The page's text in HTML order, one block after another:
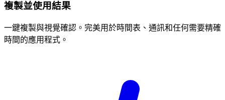
複製並使用結果
一鍵複製與視覺確認。完美用於時間表、通訊和任何需要精確
時間的應用程式。